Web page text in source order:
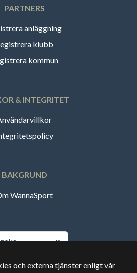
PARTNERS
anläggning
klubb
kommun
& INTEGRITET
BAKGRUND
WannaSport
🇸🇪Sverige
och externa tjänster enligt vår